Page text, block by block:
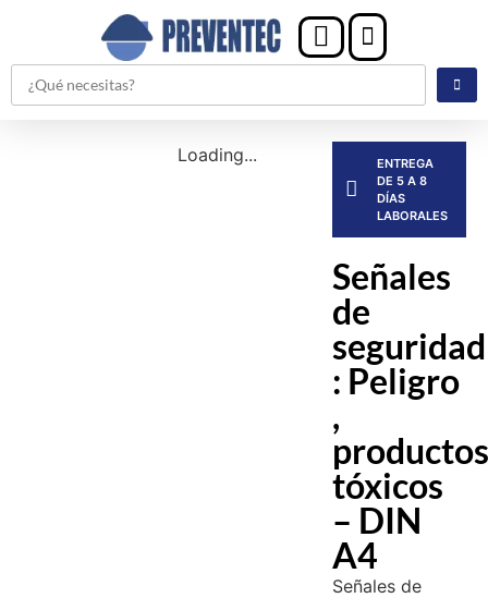
Loading...
ENTREGA
DE 5 A 8
DÍAS
LABORALES
Señales
de
seguridad
: Peligro
,
tóxicos
– DIN
A4
Señales de